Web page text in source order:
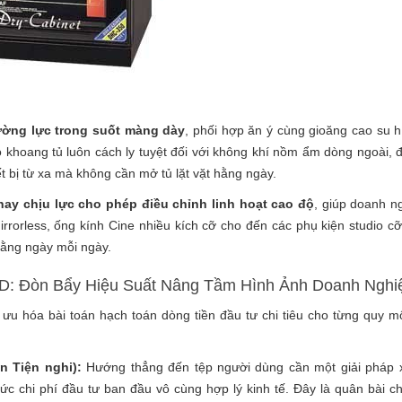
lực trong suốt màng dày , phối hợp ăn ý cùng gioăng cao su
tủ luôn cách ly tuyệt đối với không khí nồm ẩm dòng ngoài,
từ xa mà không cần mở tủ lặt vặt hằng ngày.
chịu lực cho phép điều chỉnh linh hoạt cao độ , giúp doanh
ống kính Cine nhiều kích cỡ cho đến các phụ kiện studio
ngày mỗi ngày.
Đòn Bẩy Hiệu Suất Nâng Tầm Hình Ảnh Doanh
hóa bài toán hạch toán dòng tiền đầu tư chi tiêu cho từng quy
Tiện nghi): Hướng thẳng đến tệp người dùng cần một giải pháp
chi phí đầu tư ban đầu vô cùng hợp lý kinh tế. Đây là quân bài